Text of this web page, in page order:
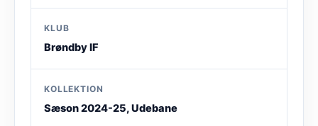
KLUB
Brøndby IF
KOLLEKTION
Sæson 2024-25, Udebane